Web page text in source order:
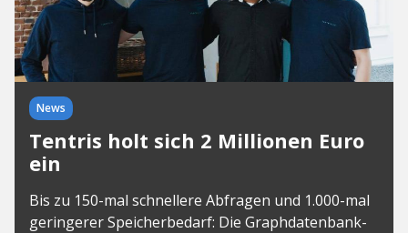
News
Tentris holt sich 2 Millionen Euro
ein
Bis zu 150-mal schnellere Abfragen und 1.000-mal
geringerer Speicherbedarf: Die Graphdatenbank-